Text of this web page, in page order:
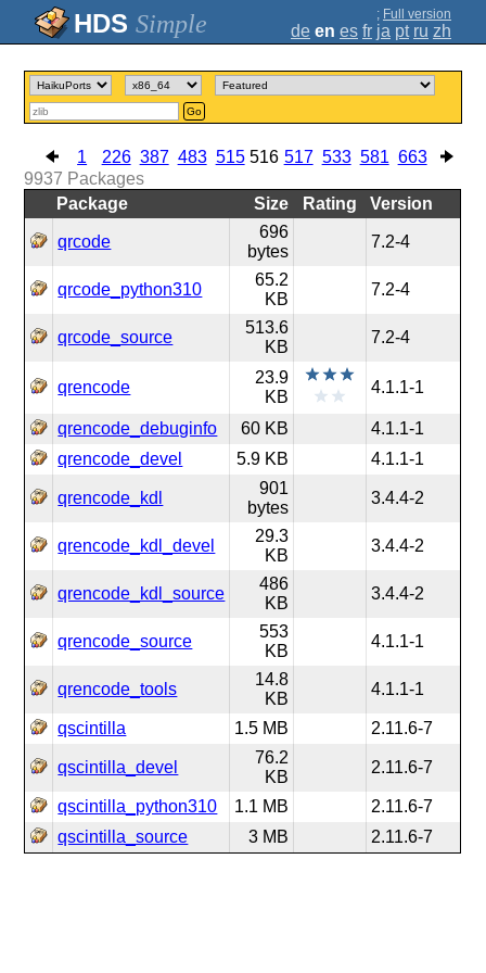
Simple ; Full version
de en es fr ja pt ru zh
Go
1 226 387 483 515 516 517 533 581 663
9937 Packages
Package
Size Rating Version
qrcode
696
bytes
7.2-4
qrcode_python310
65.2
KB
7.2-4
qrcode_source
513.6
KB
7.2-4
qrencode
23.9
KB
4.1.1-1
qrencode_debuginfo 60 KB
4.1.1-1
qrencode_devel
5.9 KB 4.1.1-1
qrencode_kdl
901
bytes
3.4.4-2
qrencode_kdl_devel
29.3
KB
3.4.4-2
qrencode_kdl_source
486
KB
3.4.4-2
qrencode_source
553
KB
4.1.1-1
qrencode_tools
14.8
KB
4.1.1-1
qscintilla 1.5 MB 2.11.6-7
qscintilla_devel
76.2
KB
2.11.6-7
qscintilla_python310 1.1 MB
2.11.6-7
qscintilla_source
3 MB 2.11.6-7